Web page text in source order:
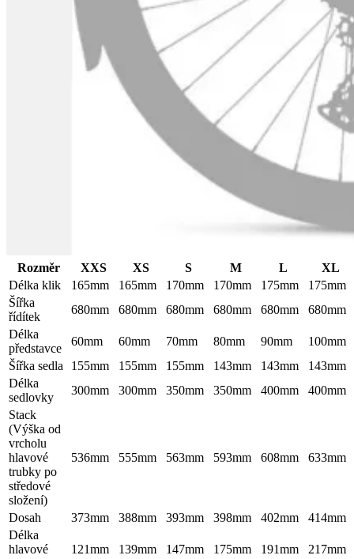
Rozměr XXS XS S M L
XL
Délka klik
165mm 165mm 170mm 170mm 175mm
175mm
Šířka
řídítek
680mm 680mm 680mm 680mm 680mm
680mm
Délka
představce
60mm 60mm 70mm 80mm 90mm
100mm
Šířka sedla
155mm 155mm 155mm 143mm 143mm
143mm
Délka
sedlovky
300mm 300mm 350mm 350mm 400mm
400mm
Stack
(Výška od
vrcholu
hlavové
trubky po
středové
složení)
536mm 555mm 563mm 593mm 608mm 633mm
Dosah 373mm 388mm 393mm 398mm 402mm
414mm
Délka
hlavové
121mm 139mm 147mm 175mm 191mm 217mm